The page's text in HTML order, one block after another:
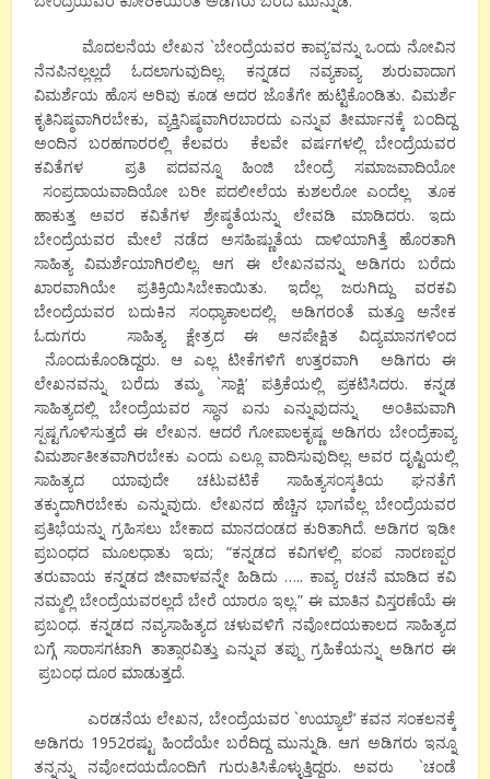
ಮೊದಲನೆಯ ಲೇಖನ `ಬೇಂದ್ರೆಯವರ ಕಾವ್ಯ’ವನ್ನು ಒಂದು ನೋವಿನ
ನೆನಪಿನಲ್ಲಲ್ಲದೆ ಓದಲಾಗುವುದಿಲ್ಲ. ಕನ್ನಡದ ನವ್ಯಕಾವ್ಯ ಶುರುವಾದಾಗ
ವಿಮರ್ಶೆಯ ಹೊಸ ಅರಿವು ಕೂಡ ಅದರ ಜೊತೆಗೇ ಹುಟ್ಟಿಕೊಂಡಿತು. ವಿಮರ್ಶೆ
ಕೃತಿನಿಷ್ಠವಾಗಿರಬೇಕು, ವ್ಯಕ್ತಿನಿಷ್ಠವಾಗಿರಬಾರದು ಎನ್ನುವ ತೀರ್ಮಾನಕ್ಕೆ ಬಂದಿದ್ದ
ಅಂದಿನ ಬರಹಗಾರರಲ್ಲಿ ಕೆಲವರು ಕೆಲವೇ ವರ್ಷಗಳಲ್ಲಿ ಬೇಂದ್ರೆಯವರ
ಕವಿತೆಗಳ ಪ್ರತಿ ಪದವನ್ನೂ ಹಿಂಜಿ ಬೇಂದ್ರೆ ಸಮಾಜವಾದಿಯೋ
ಸಂಪ್ರದಾಯವಾದಿಯೋ ಬರೀ ಪದಲೀಲೆಯ ಕುಶಲರೋ ಎಂದೆಲ್ಲ ತೂಕ
ಹಾಕುತ್ತ ಅವರ ಕವಿತೆಗಳ ಶ್ರೇಷ್ಠತೆಯನ್ನು ಲೇವಡಿ ಮಾಡಿದರು. ಇದು
ಬೇಂದ್ರೆಯವರ ಮೇಲೆ ನಡೆದ ಅಸಹಿಷ್ಣುತೆಯ ದಾಳಿಯಾಗಿತ್ತೆ ಹೊರತಾಗಿ
ಸಾಹಿತ್ಯ ವಿಮರ್ಶೆಯಾಗಿರಲಿಲ್ಲ. ಆಗ ಈ ಲೇಖನವನ್ನು ಅಡಿಗರು ಬರೆದು
ಖಾರವಾಗಿಯೇ ಪ್ರತಿಕ್ರಿಯಿಸಿಬೇಕಾಯಿತು. ಇದೆಲ್ಲ ಜರುಗಿದ್ದು ವರಕವಿ
ಬೇಂದ್ರೆಯವರ ಬದುಕಿನ ಸಂಧ್ಯಾಕಾಲದಲ್ಲಿ. ಅಡಿಗರಂತೆ ಮತ್ತೂ ಅನೇಕ
ಓದುಗರು ಸಾಹಿತ್ಯ ಕ್ಷೇತ್ರದ ಈ ಅನಪೇಕ್ಷಿತ ವಿದ್ಯಮಾನಗಳಿಂದ
ನೊಂದುಕೊಂಡಿದ್ದರು. ಆ ಎಲ್ಲ ಟೀಕೆಗಳಿಗೆ ಉತ್ತರವಾಗಿ ಅಡಿಗರು ಈ
ಲೇಖನವನ್ನು ಬರೆದು ತಮ್ಮ `ಸಾಕ್ಷಿ’ ಪತ್ರಿಕೆಯಲ್ಲಿ ಪ್ರಕಟಿಸಿದರು. ಕನ್ನಡ
ಸಾಹಿತ್ಯದಲ್ಲಿ ಬೇಂದ್ರೆಯವರ ಸ್ಥಾನ ಏನು ಎನ್ನುವುದನ್ನು ಅಂತಿಮವಾಗಿ
ಸ್ಪಷ್ಟಗೊಳಿಸುತ್ತದೆ ಈ ಲೇಖನ. ಆದರೆ ಗೋಪಾಲಕೃಷ್ಣ ಅಡಿಗರು ಬೇಂದ್ರೆಕಾವ್ಯ
ವಿಮರ್ಶಾತೀತವಾಗಿರಬೇಕು ಎಂದು ಎಲ್ಲೂ ವಾದಿಸುವುದಿಲ್ಲ. ಅವರ ದೃಷ್ಟಿಯಲ್ಲಿ
ಸಾಹಿತ್ಯದ ಯಾವುದೇ ಚಟುವಟಿಕೆ ಸಾಹಿತ್ಯಸಂಸ್ಕತಿಯ ಘನತೆಗೆ
ತಕ್ಕುದಾಗಿರಬೇಕು ಎನ್ನುವುದು. ಲೇಖನದ ಹೆಚ್ಚಿನ ಭಾಗವೆಲ್ಲ ಬೇಂದ್ರೆಯವರ
ಪ್ರತಿಭೆಯನ್ನು ಗ್ರಹಿಸಲು ಬೇಕಾದ ಮಾನದಂಡದ ಕುರಿತಾಗಿದೆ. ಅಡಿಗರ ಇಡೀ
ಪ್ರಬಂಧದ ಮೂಲಧಾತು ಇದು; “ಕನ್ನಡದ ಕವಿಗಳಲ್ಲಿ ಪಂಪ ನಾರಣಪ್ಪರ
ತರುವಾಯ ಕನ್ನಡದ ಜೀವಾಳವನ್ನೇ ಹಿಡಿದು ….. ಕಾವ್ಯ ರಚನೆ ಮಾಡಿದ ಕವಿ
ನಮ್ಮಲ್ಲಿ ಬೇಂದ್ರೆಯವರಲ್ಲದೆ ಬೇರೆ ಯಾರೂ ಇಲ್ಲ.” ಈ ಮಾತಿನ ವಿಸ್ತರಣೆಯೆ ಈ
ಪ್ರಬಂಧ. ಕನ್ನಡದ ನವ್ಯಸಾಹಿತ್ಯದ ಚಳುವಳಿಗೆ ನವೋದಯಕಾಲದ ಸಾಹಿತ್ಯದ
ಬಗ್ಗೆ ಸಾರಾಸಗಟಾಗಿ ತಾತ್ಸಾರವಿತ್ತು ಎನ್ನುವ ತಪ್ಪು ಗ್ರಹಿಕೆಯನ್ನು ಅಡಿಗರ ಈ
ಪ್ರಬಂಧ ದೂರ ಮಾಡುತ್ತದೆ.
ಎರಡನೆಯ ಲೇಖನ, ಬೇಂದ್ರೆಯವರ `ಉಯ್ಯಾಲೆ’ ಕವನ ಸಂಕಲನಕ್ಕೆ
ಅಡಿಗರು 1952ರಷ್ಟು ಹಿಂದೆಯೇ ಬರೆದಿದ್ದ ಮುನ್ನುಡಿ. ಆಗ ಅಡಿಗರು ಇನ್ನೂ
ತನ್ನನ್ನು ನವೋದಯದೊಂದಿಗೆ ಗುರುತಿಸಿಕೊಳ್ಳುತ್ತಿದ್ದರು. ಅವರು `ಚಂಡೆ